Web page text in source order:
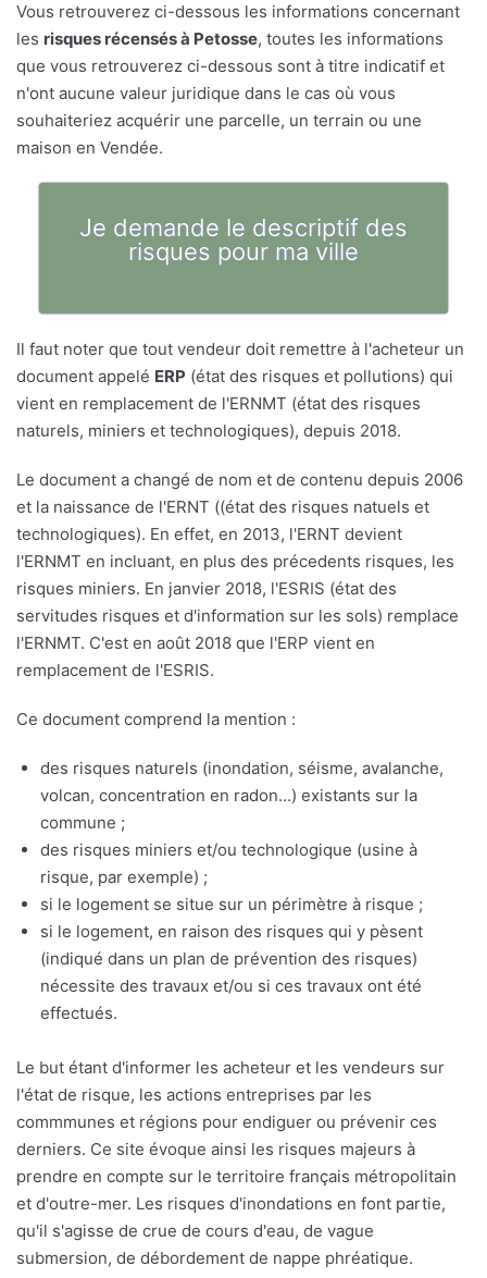
Vous retrouverez ci-dessous les informations concernant
les risques récensés à Petosse, toutes les informations
que vous retrouverez ci-dessous sont à titre indicatif et
n'ont aucune valeur juridique dans le cas où vous
souhaiteriez acquérir une parcelle, un terrain ou une
maison en Vendée.
Je demande le descriptif des
risques pour ma ville
Il faut noter que tout vendeur doit remettre à l'acheteur un
document appelé ERP (état des risques et pollutions) qui
vient en remplacement de l'ERNMT (état des risques
naturels, miniers et technologiques), depuis 2018.
Le document a changé de nom et de contenu depuis 2006
et la naissance de l'ERNT ((état des risques natuels et
technologiques). En effet, en 2013, l'ERNT devient
l'ERNMT en incluant, en plus des précedents risques, les
risques miniers. En janvier 2018, l'ESRIS (état des
servitudes risques et d'information sur les sols) remplace
l'ERNMT. C'est en août 2018 que l'ERP vient en
remplacement de l'ESRIS.
Ce document comprend la mention :
des risques naturels (inondation, séisme, avalanche,
volcan, concentration en radon...) existants sur la
commune ;
des risques miniers et/ou technologique (usine à
risque, par exemple) ;
si le logement se situe sur un périmètre à risque ;
si le logement, en raison des risques qui y pèsent
(indiqué dans un plan de prévention des risques)
nécessite des travaux et/ou si ces travaux ont été
effectués.
Le but étant d'informer les acheteur et les vendeurs sur
l'état de risque, les actions entreprises par les
commmunes et régions pour endiguer ou prévenir ces
derniers. Ce site évoque ainsi les risques majeurs à
prendre en compte sur le territoire français métropolitain
et d'outre-mer. Les risques d'inondations en font partie,
qu'il s'agisse de crue de cours d'eau, de vague
submersion, de débordement de nappe phréatique.